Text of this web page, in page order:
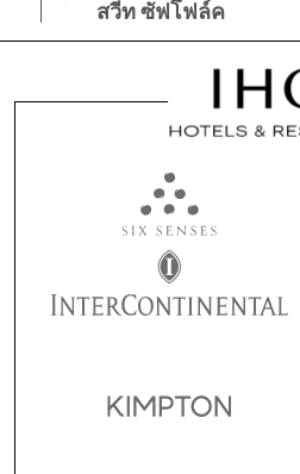
สวีท ซัฟโฟล์ค